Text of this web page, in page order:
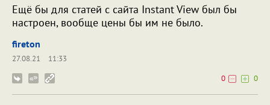
Ещё бы для статей с сайта Instant View был бы
настроен, вообще цены бы им не было.
fireton
27.08.21
11:33
0
0